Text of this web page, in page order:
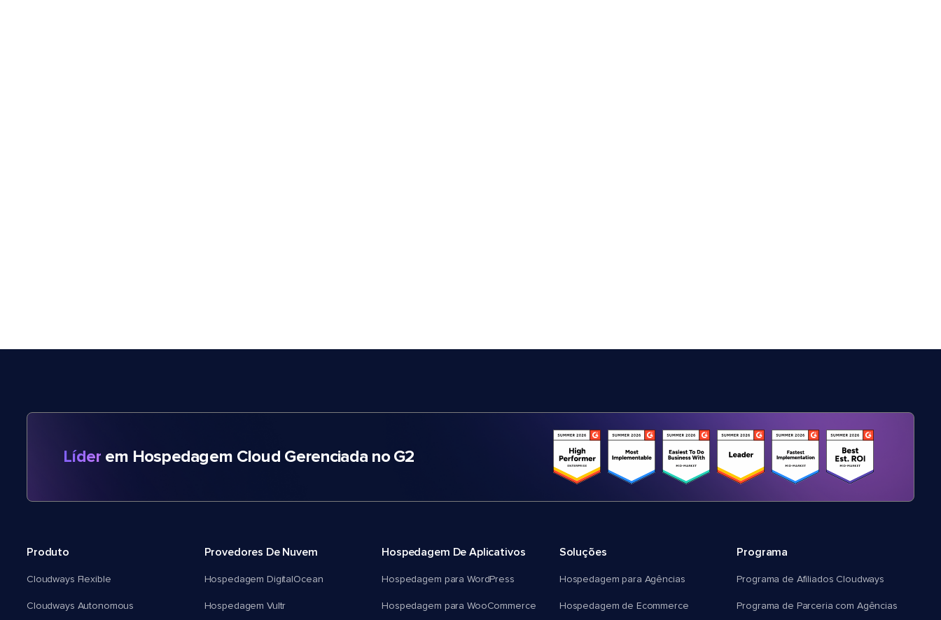
Líder em Hospedagem Cloud Gerenciada no G2
Produto
Cloudways Flexible
Cloudways Autonomous
Provedores De Nuvem
Hospedagem DigitalOcean
Hospedagem Vultr
Hospedagem De Aplicativos
Hospedagem para WordPress
Hospedagem para WooCommerce
Soluções
Hospedagem para Agências
Hospedagem de Ecommerce
Programa
Programa de Afiliados Cloudways
Programa de Parceria com Agências